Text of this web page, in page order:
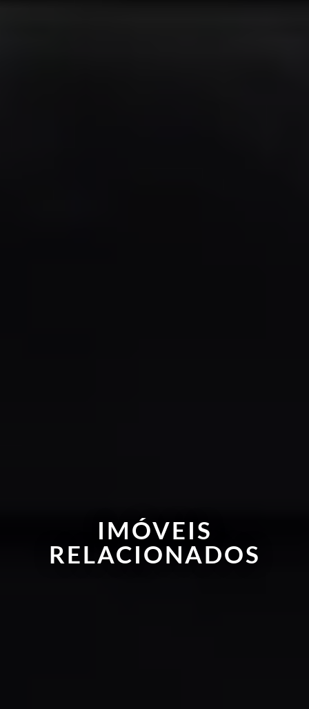
IMÓVEIS
RELACIONADOS